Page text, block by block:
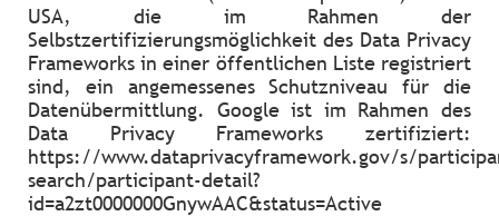
USA, die im Rahmen der
Selbstzertifizierungsmöglichkeit des Data Privacy
Frameworks in einer öffentlichen Liste registriert
sind, ein angemessenes Schutzniveau für die
Datenübermittlung. Google ist im Rahmen des
Data Privacy Frameworks zertifiziert:
https://www.dataprivacyframework.gov/s/
search/participant-detail?
id=a2zt0000000GnywAAC&status=Active